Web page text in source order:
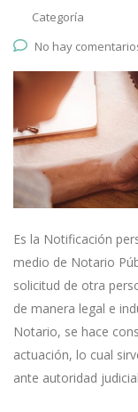
Categoría
No hay
Es la Notificación
medio de Notario
solicitud de otra
de manera legal e
Notario, se hace
actuación, lo cual
ante autoridad